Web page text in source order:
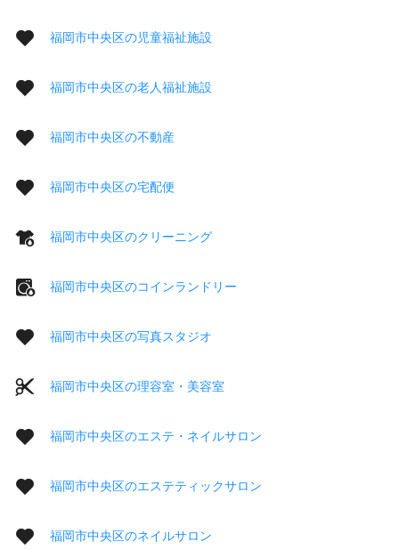
福岡市中央区の児童福祉施設
福岡市中央区の老人福祉施設
福岡市中央区の不動産
福岡市中央区の宅配便
福岡市中央区のクリーニング
福岡市中央区のコインランドリー
福岡市中央区の写真スタジオ
福岡市中央区の理容室・美容室
福岡市中央区のエステ・ネイルサロン
福岡市中央区のエステティックサロン
福岡市中央区のネイルサロン